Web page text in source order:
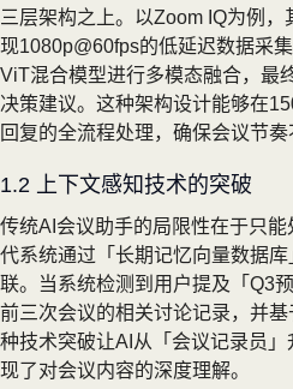
三层架构之上。以Zoom IQ为例
现1080p@60fps的低延迟数据采
ViT混合模型进行多模态融合，最
决策建议。这种架构设计能够在
回复的全流程处理，确保会议节奏
1.2 上下文感知技术的突破
传统AI会议助手的局限性在于只
代系统通过「长期记忆向量数据
联。当系统检测到用户提及「Q3
前三次会议的相关讨论记录，并
种技术突破让AI从「会议记录员
现了对会议内容的深度理解。